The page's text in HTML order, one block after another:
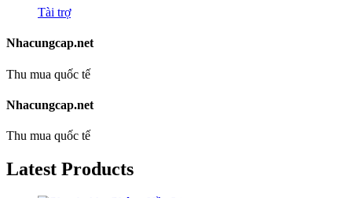
Tài trợ
Nhacungcap.net
Thu mua quốc tế
Nhacungcap.net
Thu mua quốc tế
Latest Products